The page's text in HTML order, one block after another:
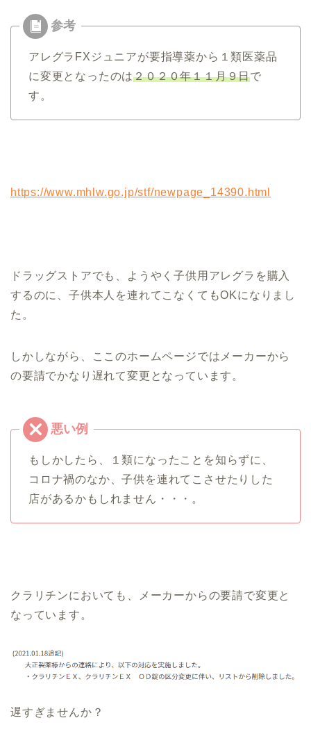
アレグラFXジュニアが要指導薬から１類医薬品
に変更となったのは２０２０年１１月９日で
す。
https://www.mhlw.go.jp/stf/newpage_14390.html
ドラッグストアでも、ようやく子供用アレグラを購入
するのに、子供本人を連れてこなくてもOKになりまし
た。
しかしながら、ここのホームページではメーカーから
の要請でかなり遅れて変更となっています。
もしかしたら、１類になったことを知らずに、
コロナ禍のなか、子供を連れてこさせたりした
店があるかもしれません・・・。
クラリチンにおいても、メーカーからの要請で変更と
なっています。
遅すぎませんか？